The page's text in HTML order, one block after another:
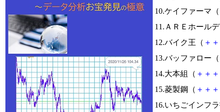
10.ケイファーマ（
11.ＡＲＥホール
12.バイク王（ ＋ ＋
13.バッファロー（
14.大本組（ ＋ ＋ ＋
15.菱製鋼（ ＋ ＋ ＋
16.いちごインフ